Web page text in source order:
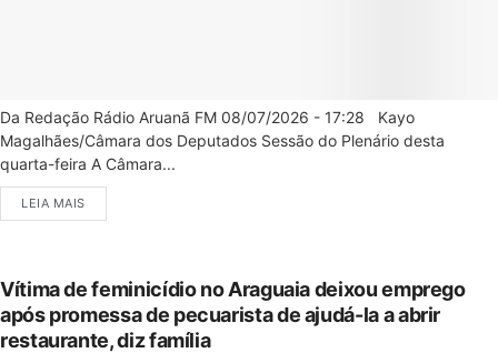
Da Redação Rádio Aruanã FM 08/07/2026 - 17:28 Kayo
Magalhães/Câmara dos Deputados Sessão do Plenário desta
quarta-feira A Câmara...
LEIA MAIS
Vítima de feminicídio no Araguaia deixou emprego
após promessa de pecuarista de ajudá-la a abrir
restaurante, diz família